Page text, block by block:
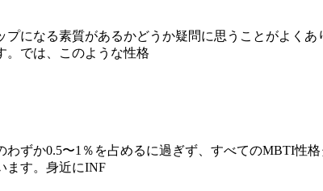
プになる素質があるかどうか疑問に思うことがよく
。では、このような性格
ずか0.5〜1％を占めるに過ぎず、すべてのMBTI性
ます。身近にINF